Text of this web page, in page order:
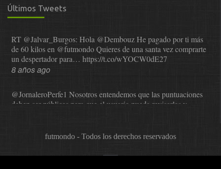
Últimos Tweets
RT @Jalvar_Burgos: Hola @DembouzHe pagado por ti más
de 60 kilos en @futmondoQuieres de una santa vez comprarte
un despertador para… https://t.co/wYOCW0dE27
8 años ago
@JornaleroPerfe1 Nosotros entendemos que las puntuaciones
deben ser públicas para que el usuario pueda revisarlas y…
de valorar, se probó a Cope en el mundial. La satisfacción…
futmondo - Todos los derechos reservados